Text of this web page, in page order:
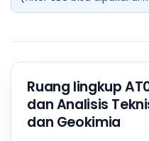
Ruang lingkup
dan Analisis
dan Geokimia